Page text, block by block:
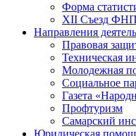
Форма
XII Съезд
Направления
Правовая
Техническая
Молодежная
Социальное
Газета
Профтуризм
Самарский
Юридическая